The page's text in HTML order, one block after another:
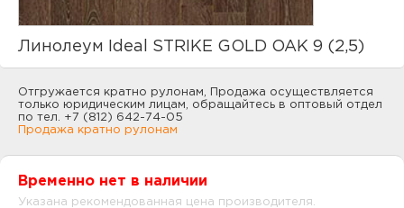
Линолеум Ideal STRIKE GOLD OAK 9 (2,5)
Отгружается кратно рулонам, Продажа осуществляется
только юридическим лицам, обращайтесь в оптовый отдел
по тел. +7 (812) 642-74-05
Продажа кратно рулонам
Временно нет в наличии
Указана рекомендованная цена производителя.